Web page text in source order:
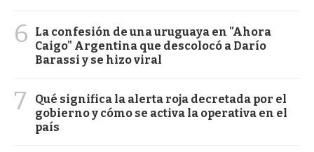
6
La confesión de una uruguaya en "Ahora
Caigo" Argentina que descolocó a Darío
Barassi y se hizo viral
7
Qué significa la alerta roja decretada por el
gobierno y cómo se activa la operativa en el
país